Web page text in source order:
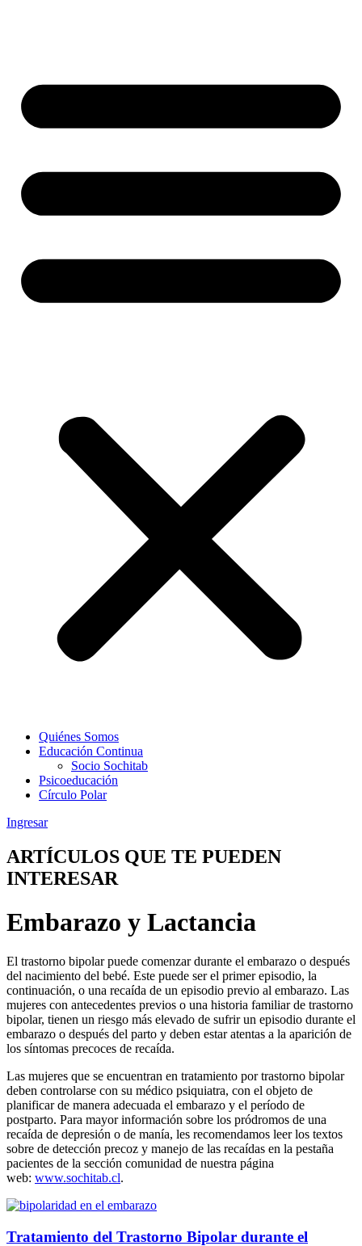
Quiénes Somos
Educación Continua
Socio Sochitab
Psicoeducación
Círculo Polar
Ingresar
ARTÍCULOS QUE TE PUEDEN
INTERESAR
Embarazo y Lactancia
El trastorno bipolar puede comenzar durante el embarazo o después
del nacimiento del bebé. Este puede ser el primer episodio, la
continuación, o una recaída de un episodio previo al embarazo. Las
mujeres con antecedentes previos o una historia familiar de trastorno
bipolar, tienen un riesgo más elevado de sufrir un episodio durante el
embarazo o después del parto y deben estar atentas a la aparición de
los síntomas precoces de recaída.
Las mujeres que se encuentran en tratamiento por trastorno bipolar
deben controlarse con su médico psiquiatra, con el objeto de
planificar de manera adecuada el embarazo y el período de
postparto. Para mayor información sobre los pródromos de una
recaída de depresión o de manía, les recomendamos leer los textos
sobre de detección precoz y manejo de las recaídas en la pestaña
pacientes de la sección comunidad de nuestra página
web: www.sochitab.cl.
Tratamiento del Trastorno Bipolar durante el